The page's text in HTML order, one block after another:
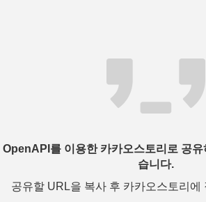
OpenAPI를 이용한 카카오스토리로 공
습니다.
공유할 URL을 복사 후 카카오스토리에